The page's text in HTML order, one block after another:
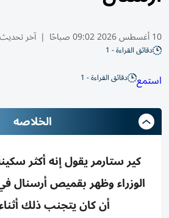
10 أغسطس 2026 09:02 صباحًا | آخر
دقائق القراءة - 1
استمع دقائق القراءة - 1
الخلاصه
كير ستارمر يقول إنه أكثر
الوزراء وظهر بقميص أرسنال
أن كان يتجنب ذلك